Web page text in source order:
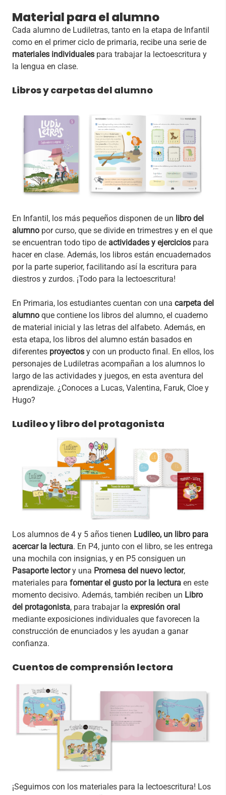
Material para el alumno
Cada alumno de Ludiletras, tanto en la etapa de Infantil
como en el primer ciclo de primaria, recibe una serie de
materiales individuales para trabajar la lectoescritura y
la lengua en clase.
Libros y carpetas del alumno
En Infantil, los más pequeños disponen de un libro del
alumno por curso, que se divide en trimestres y en el que
se encuentran todo tipo de actividades y ejercicios para
hacer en clase. Además, los libros están encuadernados
por la parte superior, facilitando así la escritura para
diestros y zurdos. ¡Todo para la lectoescritura!
En Primaria, los estudiantes cuentan con una carpeta del
alumno que contiene los libros del alumno, el cuaderno
de material inicial y las letras del alfabeto. Además, en
esta etapa, los libros del alumno están basados en
diferentes proyectos y con un producto final. En ellos, los
personajes de Ludiletras acompañan a los alumnos lo
largo de las actividades y juegos, en esta aventura del
aprendizaje. ¿Conoces a Lucas, Valentina, Faruk, Cloe y
Hugo?
Ludileo y libro del protagonista
Los alumnos de 4 y 5 años tienen Ludileo, un libro para
acercar la lectura. En P4, junto con el libro, se les entrega
una mochila con insignias, y en P5 consiguen un
Pasaporte lectory una Promesa del nuevo lector,
materiales para fomentar el gusto por la lectura en este
momento decisivo. Además, también reciben un Libro
del protagonista, para trabajar la expresión oral
mediante exposiciones individuales que favorecen la
construcción de enunciados y les ayudan a ganar
confianza.
Cuentos de comprensión lectora
¡Seguimos con los materiales para la lectoescritura! Los